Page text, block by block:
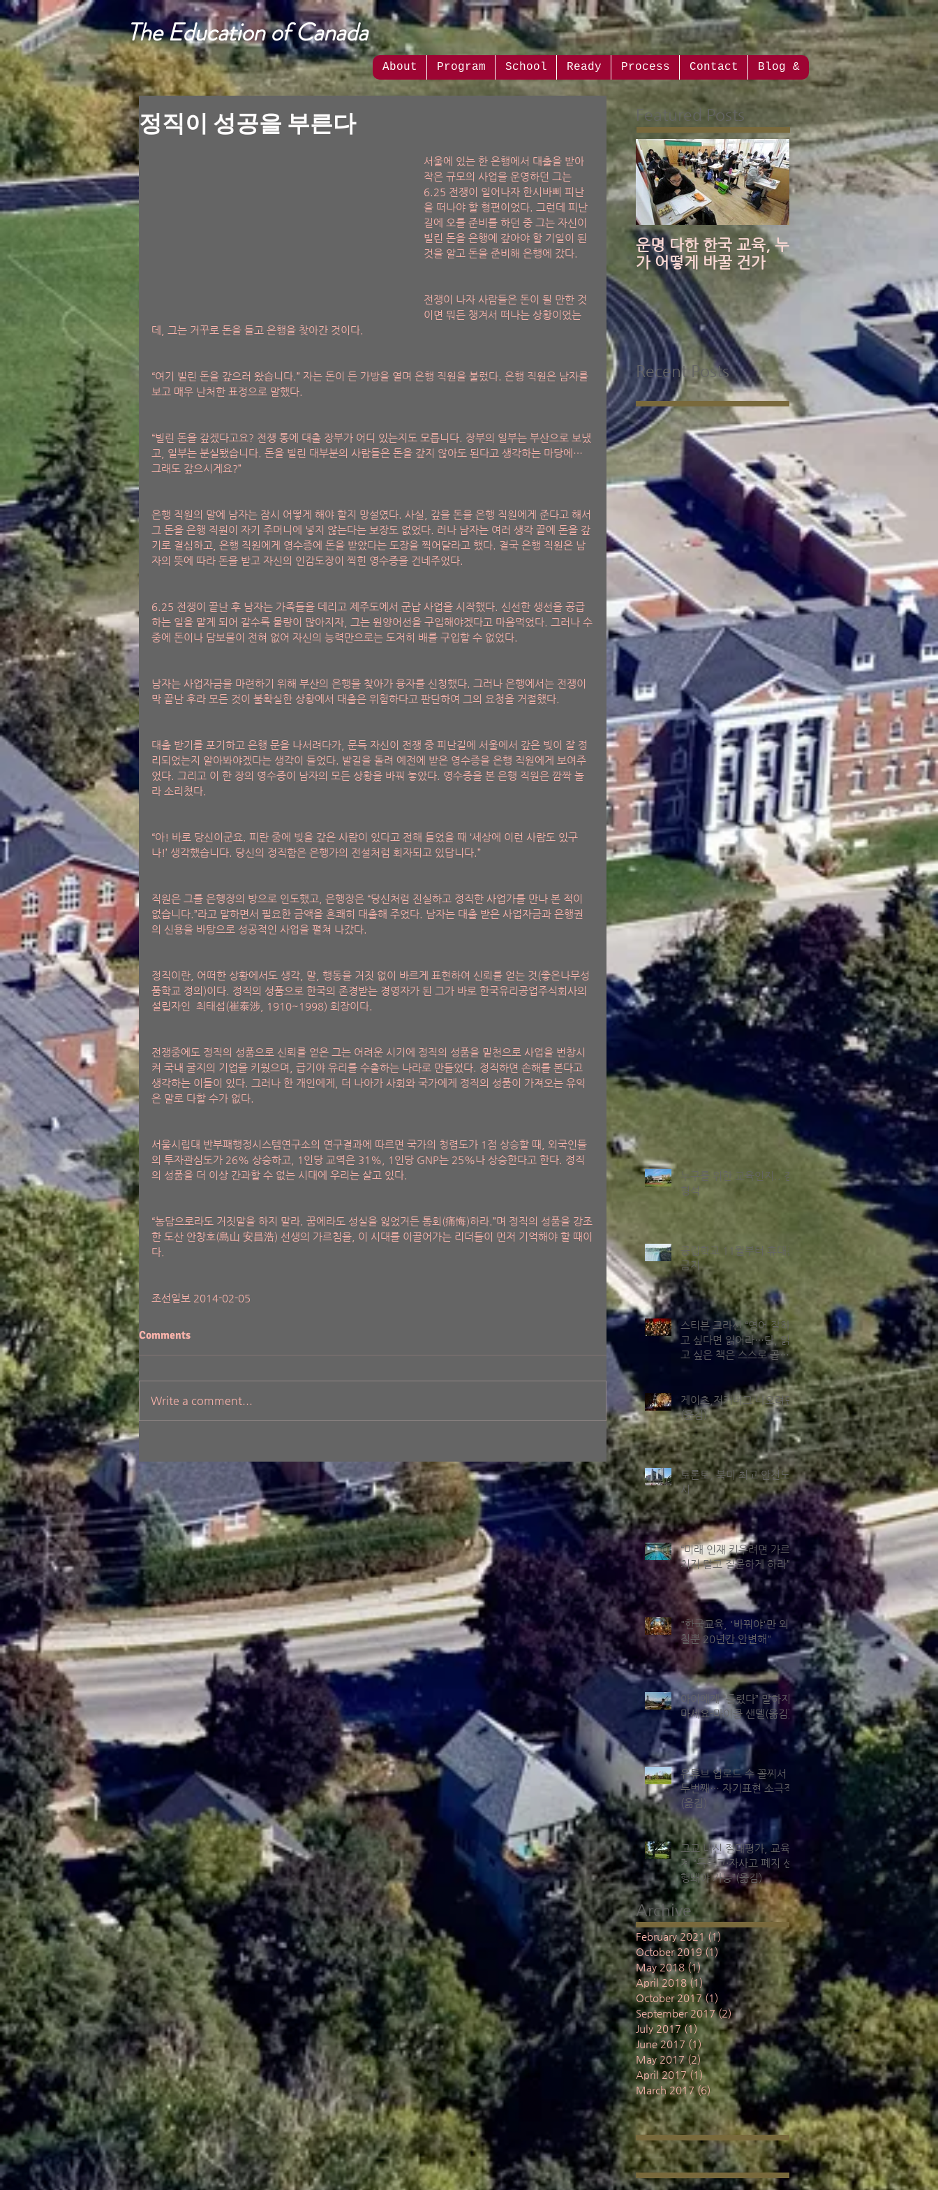
The Education of Canada
About Program School Ready Process Contact Blog &
정직이 성공을 부른다
서울에 있는 한 은행에서 대출을 받아
작은 규모의 사업을 운영하던 그는
6.25 전쟁이 일어나자 한시바삐 피난
을 떠나야 할 형편이었다. 그런데 피난
길에 오를 준비를 하던 중 그는 자신이
빌린 돈을 은행에 갚아야 할 기일이 된
것을 알고 돈을 준비해 은행에 갔다.
전쟁이 나자 사람들은 돈이 될 만한 것
이면 뭐든 챙겨서 떠나는 상황이었는
데, 그는 거꾸로 돈을 들고 은행을 찾아간 것이다.
“여기 빌린 돈을 갚으러 왔습니다.” 자는 돈이 든 가방을 열며 은행 직원을 불렀다. 은행 직원은 남자를
보고 매우 난처한 표정으로 말했다.
“빌린 돈을 갚겠다고요? 전쟁 통에 대출 장부가 어디 있는지도 모릅니다. 장부의 일부는 부산으로 보냈
고, 일부는 분실됐습니다. 돈을 빌린 대부분의 사람들은 돈을 갚지 않아도 된다고 생각하는 마당에…
그래도 갚으시게요?”
은행 직원의 말에 남자는 잠시 어떻게 해야 할지 망설였다. 사실, 갚을 돈을 은행 직원에게 준다고 해서
그 돈을 은행 직원이 자기 주머니에 넣지 않는다는 보장도 없었다. 러나 남자는 여러 생각 끝에 돈을 갚
기로 결심하고, 은행 직원에게 영수증에 돈을 받았다는 도장을 찍어달라고 했다. 결국 은행 직원은 남
자의 뜻에 따라 돈을 받고 자신의 인감도장이 찍힌 영수증을 건네주었다.
6.25 전쟁이 끝난 후 남자는 가족들을 데리고 제주도에서 군납 사업을 시작했다. 신선한 생선을 공급
하는 일을 맡게 되어 갈수록 물량이 많아지자, 그는 원양어선을 구입해야겠다고 마음먹었다. 그러나 수
중에 돈이나 담보물이 전혀 없어 자신의 능력만으로는 도저히 배를 구입할 수 없었다.
남자는 사업자금을 마련하기 위해 부산의 은행을 찾아가 융자를 신청했다. 그러나 은행에서는 전쟁이
막 끝난 후라 모든 것이 불확실한 상황에서 대출은 위험하다고 판단하여 그의 요청을 거절했다.
대출 받기를 포기하고 은행 문을 나서려다가, 문득 자신이 전쟁 중 피난길에 서울에서 갚은 빚이 잘 정
리되었는지 알아봐야겠다는 생각이 들었다. 발길을 돌려 예전에 받은 영수증을 은행 직원에게 보여주
었다. 그리고 이 한 장의 영수증이 남자의 모든 상황을 바꿔 놓았다. 영수증을 본 은행 직원은 깜짝 놀
라 소리쳤다.
“아! 바로 당신이군요. 피란 중에 빚을 갚은 사람이 있다고 전해 들었을 때 ‘세상에 이런 사람도 있구
나!’ 생각했습니다. 당신의 정직함은 은행가의 전설처럼 회자되고 있답니다.”
직원은 그를 은행장의 방으로 인도했고, 은행장은 “당신처럼 진실하고 정직한 사업가를 만나 본 적이
없습니다.”라고 말하면서 필요한 금액을 흔쾌히 대출해 주었다. 남자는 대출 받은 사업자금과 은행권
의 신용을 바탕으로 성공적인 사업을 펼쳐 나갔다.
정직이란, 어떠한 상황에서도 생각, 말, 행동을 거짓 없이 바르게 표현하여 신뢰를 얻는 것(좋은나무성
품학교 정의)이다. 정직의 성품으로 한국의 존경받는 경영자가 된 그가 바로 한국유리공업주식회사의
설립자인  최태섭(崔泰涉, 1910~1998) 회장이다.
전쟁중에도 정직의 성품으로 신뢰를 얻은 그는 어려운 시기에 정직의 성품을 밑천으로 사업을 번창시
켜 국내 굴지의 기업을 키웠으며, 급기야 유리를 수출하는 나라로 만들었다. 정직하면 손해를 본다고
생각하는 이들이 있다. 그러나 한 개인에게, 더 나아가 사회와 국가에게 정직의 성품이 가져오는 유익
은 말로 다할 수가 없다.
서울시립대 반부패행정시스템연구소의 연구결과에 따르면 국가의 청렴도가 1점 상승할 때, 외국인들
의 투자관심도가 26% 상승하고, 1인당 교역은 31%, 1인당 GNP는 25%나 상승한다고 한다. 정직
의 성품을 더 이상 간과할 수 없는 시대에 우리는 살고 있다.
“농담으로라도 거짓말을 하지 말라. 꿈에라도 성실을 잃었거든 통회(痛悔)하라.”며 정직의 성품을 강조
한 도산 안창호(島山 安昌浩) 선생의 가르침을, 이 시대를 이끌어가는 리더들이 먼저 기억해야 할 때이
다.
조선일보 2014-02-05
Comments
Write a comment...
Featured Posts
운명 다한 한국 교육, 누
가 어떻게 바꿀 건가
Recent Posts
누구를 위한 교육인지.. 김
형석
공립학교 11월부터 휴대폰
금지
스티븐 크라션 “영어 잘하
고 싶다면 읽어라…단, 읽
고 싶은 책은 스스로 골라
게이츠,저커버그 나오려면
(옮김)
토론토, 북미 최고 안전도
시
“미래 인재 키우려면 가르
치지 말고 질문하게 하라”
"한국교육, '바꿔야'만 외
칠뿐 20년간 안변해"
아이에게 “틀렸다” 말하지
마세요-마이클 샌델(옮김)
유튜브 업로드 수 꼴찌서
두번째… 자기표현 소극적
(옮김)
고교 내신 절대평가, 교육
계 “특목고·자사고 폐지 선
행돼야 가능”(옮김)
Archive
February 2021 (1) 1 post
October 2019 (1)1 post
May 2018 (1)1 post
April 2018 (1)1 post
October 2017 (1) 1 post
September 2017 (2)2 posts
July 2017 (1)1 post
June 2017 (1)1 post
May 2017 (2)2 posts
April 2017 (1)1 post
March 2017 (6) 6 posts